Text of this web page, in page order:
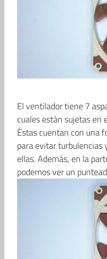
El ventilador tiene 7
cuales están sujetas en
Éstas cuentan con una
para evitar turbulencias
ellas. Además, en la
podemos ver un